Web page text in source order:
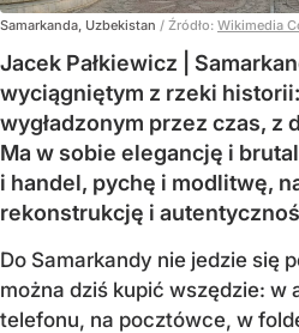
Samarkanda, Uzbekistan / Źródło: Wikimedia
Jacek Pałkiewicz |
wyciągniętym z rzeki
wygładzonym przez czas, z
Ma w sobie elegancję i
i handel, pychę i modlitwę,
rekonstrukcję i
Do Samarkandy nie jedzie się
można dziś kupić wszędzie: w
telefonu, na pocztówce, w